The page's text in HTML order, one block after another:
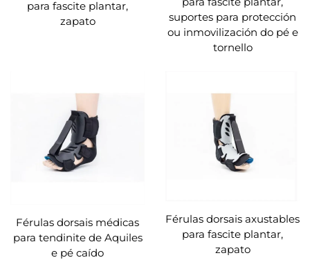
para fascite plantar,
zapato
suportes para protección
ou inmovilización do pé e
tornello
Férulas dorsais médicas
para tendinite de Aquiles
e pé caído
Férulas dorsais axustables
para fascite plantar,
zapato